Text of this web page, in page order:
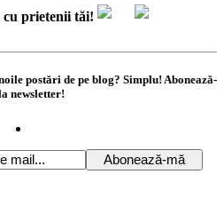
cu prietenii tăi!
postări de pe blog? Simplu! Abonează-
newsletter!